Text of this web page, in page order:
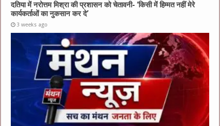
दतिया में नरोत्तम मिश्रा की प्रशासन को चेतावनी- ‘किसी में हिम्मत नहीं मेरे
कार्यकर्ताओं का नुकसान कर दे’
3 weeks ago